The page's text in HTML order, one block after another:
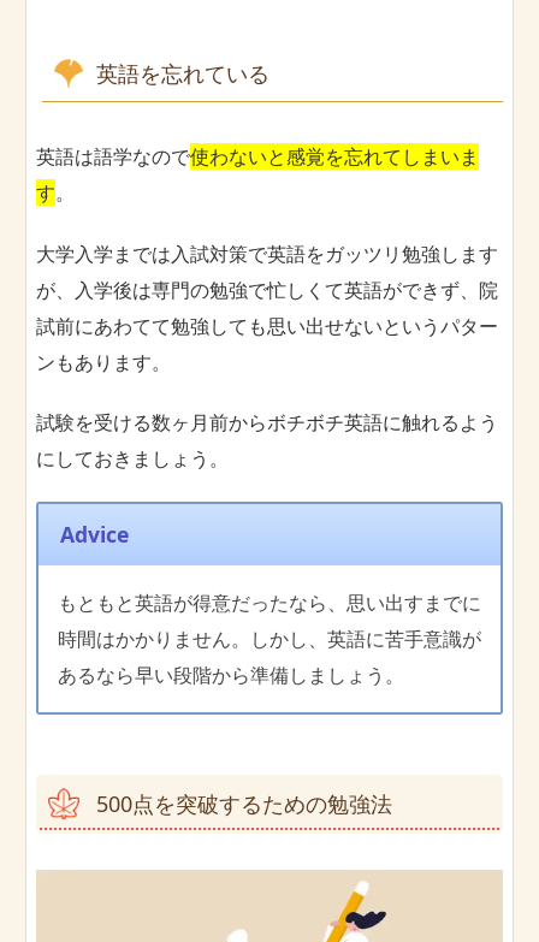
英語を忘れている
英語は語学なので使わないと感覚を忘れてしまいま
す。
大学入学までは入試対策で英語をガッツリ勉強します
が、入学後は専門の勉強で忙しくて英語ができず、院
試前にあわてて勉強しても思い出せないというパター
ンもあります。
試験を受ける数ヶ月前からボチボチ英語に触れるよう
にしておきましょう。
Advice
もともと英語が得意だったなら、思い出すまでに
時間はかかりません。しかし、英語に苦手意識が
あるなら早い段階から準備しましょう。
500点を突破するための勉強法